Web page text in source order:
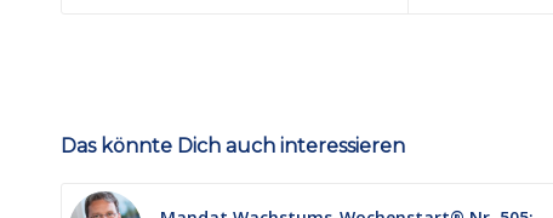
Das könnte Dich auch interessieren